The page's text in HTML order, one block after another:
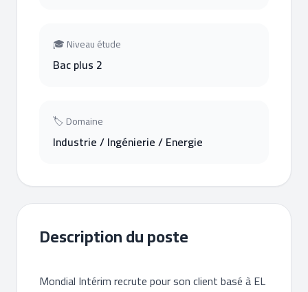
🎓 Niveau étude
Bac plus 2
🏷 Domaine
Industrie / Ingénierie / Energie
Description du poste
Mondial Intérim recrute pour son client basé à EL